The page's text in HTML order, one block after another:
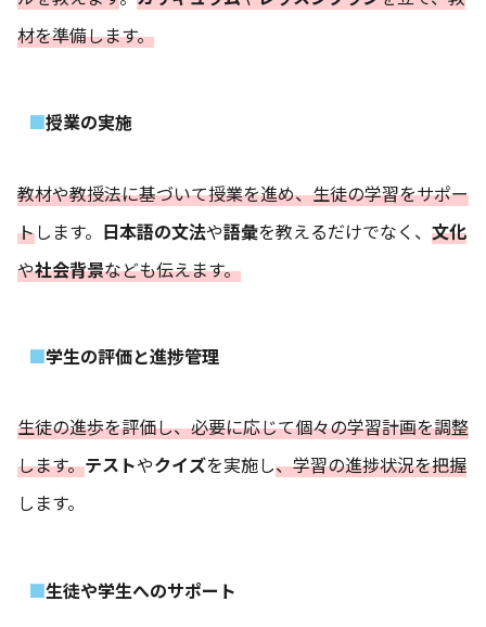
材を準備します。
授業の実施
教材や教授法に基づいて授業を進め、生徒の学習をサポー
トします。 日本語の文法や語彙を教えるだけでなく、 文化
や社会背景なども伝えます。
学生の評価と進捗管理
生徒の進歩を評価し、必要に応じて個々の学習計画を調整
します。テストやクイズを実施し、学習の進捗状況を把握
します。
生徒や学生へのサポート